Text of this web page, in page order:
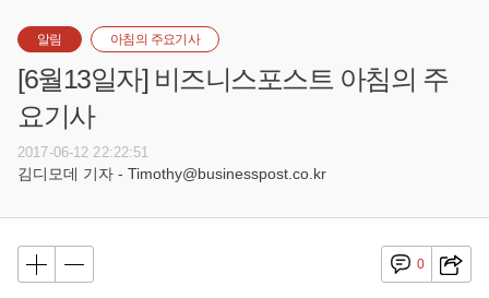
알림 아침의 주요기사
[6월13일자] 비즈니스포스트 아침의 주
요기사
2017-06-12 22:22:51
김디모데 기자 - Timothy@businesspost.co.kr
0